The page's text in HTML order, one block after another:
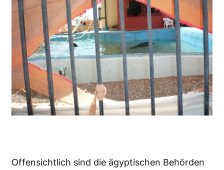
Offensichtlich sind die ägyptischen Behörden